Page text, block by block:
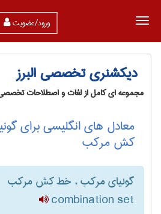
ورود/عضویت
دیکشنری تخصصی البرز
مجموعه ای کامل از لغات و اصطلاحات
معادل های انگلیسی برای
کش مرکب
گونیای مرکب ، خط کش مرکب
combination set